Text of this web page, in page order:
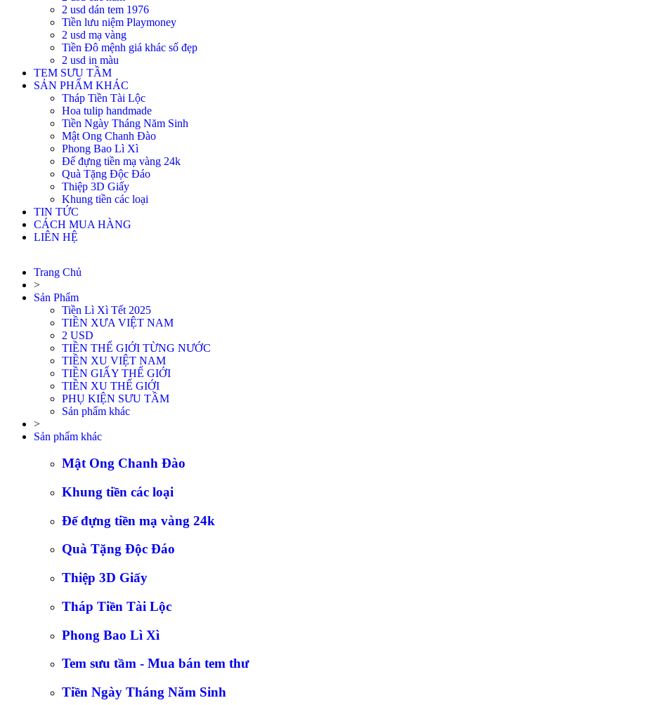
2 usd dán tem 1976
Tiền lưu niệm Playmoney
2 usd mạ vàng
Tiền Đô mệnh giá khác số đẹp
2 usd in màu
TEM SƯU TẦM
SẢN PHẨM KHÁC
Tháp Tiền Tài Lộc
Hoa tulip handmade
Tiền Ngày Tháng Năm Sinh
Mật Ong Chanh Đào
Phong Bao Lì Xì
Đế đựng tiền mạ vàng 24k
Quà Tặng Độc Đáo
Thiệp 3D Giấy
Khung tiền các loại
TIN TỨC
CÁCH MUA HÀNG
LIÊN HỆ
Trang Chủ
>
Sản Phẩm
Tiền Lì Xì Tết 2025
TIỀN XƯA VIỆT NAM
2 USD
TIỀN THẾ GIỚI TỪNG NƯỚC
TIỀN XU VIỆT NAM
TIỀN GIẤY THẾ GIỚI
TIỀN XU THẾ GIỚI
PHỤ KIỆN SƯU TẦM
Sản phẩm khác
>
Sản phẩm khác
Mật Ong Chanh Đào
Khung tiền các loại
Đế đựng tiền mạ vàng 24k
Quà Tặng Độc Đáo
Thiệp 3D Giấy
Tháp Tiền Tài Lộc
Phong Bao Lì Xì
Tem sưu tầm - Mua bán tem thư
Tiền Ngày Tháng Năm Sinh